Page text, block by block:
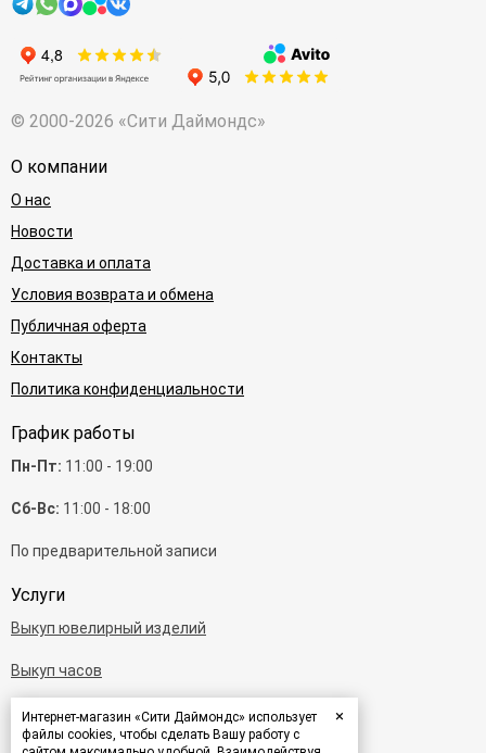
×
Интернет-магазин «Сити Даймондс» использует
файлы cookies, чтобы сделать Вашу работу с
© 2000-2026 «Сити Даймондс»
О компании
О нас
Новости
Доставка и оплата
Условия возврата и обмена
Публичная оферта
Контакты
Политика конфиденциальности
График работы
Пн-Пт: 11:00 - 19:00
Сб-Вс: 11:00 - 18:00
По предварительной записи
Услуги
Выкуп ювелирный изделий
Выкуп часов
Выкуп бриллиантов